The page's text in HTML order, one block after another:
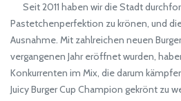
Seit 2011 haben wir die Stadt
Pastetchenperfektion zu krönen, und
Ausnahme. Mit zahlreichen neuen
vergangenen Jahr eröffnet wurden,
Konkurrenten im Mix, die darum
Juicy Burger Cup Champion gekrönt zu